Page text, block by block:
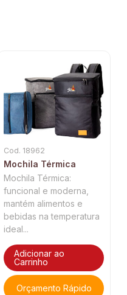
Cod. 18962
Mochila Térmica
Mochila Térmica:
funcional e moderna,
mantém alimentos e
bebidas na temperatura
ideal...
Adicionar ao
Carrinho
Orçamento Rápido